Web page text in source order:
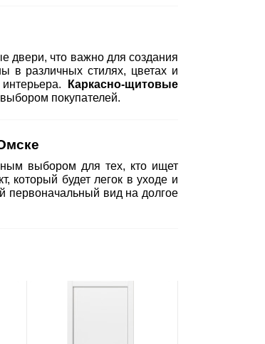
двери, что важно для создания
различных стилях, цветах и
Каркасно-щитовые
покупателей.
выбором для тех, кто ищет
который будет легок в уходе и
первоначальный вид на долгое